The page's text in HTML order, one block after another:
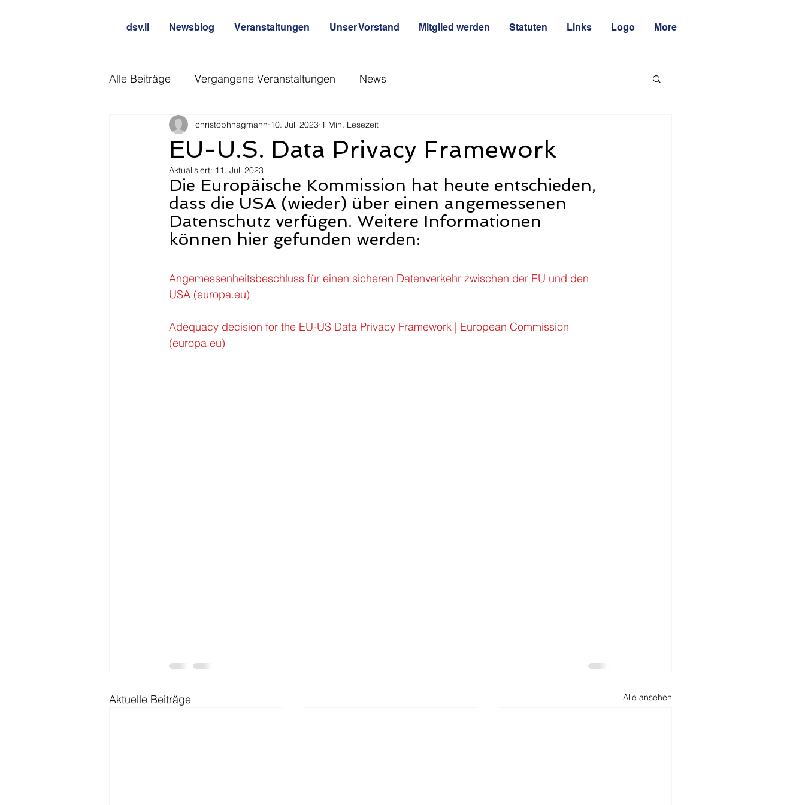
dsv.li Newsblog Veranstaltungen Unser Vorstand Mitglied werden Statuten Links Logo More
Alle Beiträge Vergangene Veranstaltungen News
EU-U.S. Data Privacy Framework
christophhagmann 10. Juli 2023 1 Min. Lesezeit
Aktualisiert: 11. Juli 2023
Die Europäische Kommission hat heute entschieden,
dass die USA (wieder) über einen angemessenen
Datenschutz verfügen. Weitere Informationen
können hier gefunden werden:
Angemessenheitsbeschluss für einen sicheren Datenverkehr zwischen der EU und den
USA (europa.eu)
Adequacy decision for the EU-US Data Privacy Framework | European Commission
(europa.eu)
Aktuelle Beiträge Alle ansehen